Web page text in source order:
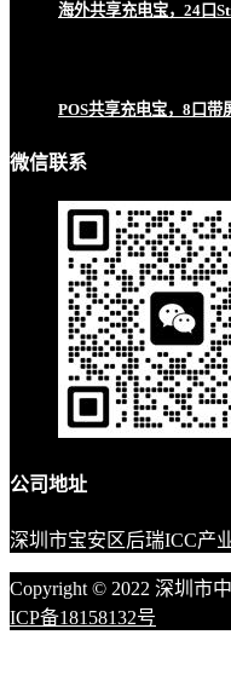
海外共享充电宝，24口
POS共享充电宝，8口带
微信联系
公司地址
深圳市宝安区后瑞ICC产
Copyright © 2022 深圳市
ICP备18158132号